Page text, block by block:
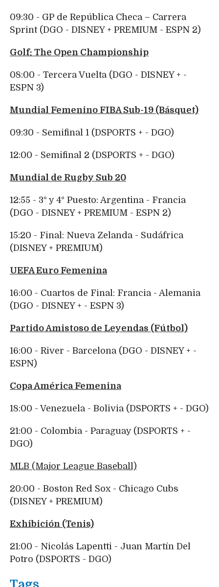
09:30 - GP de República Checa – Carrera
Sprint (DGO - DISNEY + PREMIUM - ESPN 2)
Golf: The Open Championship
08:00 - Tercera Vuelta (DGO - DISNEY + -
ESPN 3)
Mundial Femenino FIBA Sub-19 (Básquet)
09:30 - Semifinal 1 (DSPORTS + - DGO)
12:00 - Semifinal 2 (DSPORTS + - DGO)
Mundial de Rugby Sub 20
12:55 - 3° y 4° Puesto: Argentina - Francia
(DGO - DISNEY + PREMIUM - ESPN 2)
15:20 - Final: Nueva Zelanda - Sudáfrica
(DISNEY + PREMIUM)
UEFA Euro Femenina
16:00 - Cuartos de Final: Francia - Alemania
(DGO - DISNEY + - ESPN 3)
Partido Amistoso de Leyendas (Fútbol)
16:00 - River - Barcelona (DGO - DISNEY + -
ESPN)
Copa América Femenina
18:00 - Venezuela - Bolivia (DSPORTS + - DGO)
21:00 - Colombia - Paraguay (DSPORTS + -
DGO)
MLB (Major League Baseball)
20:00 - Boston Red Sox - Chicago Cubs
(DISNEY + PREMIUM)
Exhibición (Tenis)
21:00 - Nicolás Lapentti - Juan Martín Del
Potro (DSPORTS - DGO)